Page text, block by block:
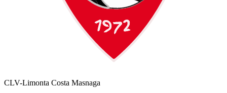
CLV-Limonta Costa Masnaga